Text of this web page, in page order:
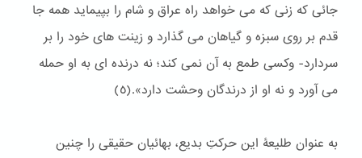
جائی كه زنی كه می خواهد راه عراق و شام را بپیماید همه جا
قدم بر روی سبزه و گیاهان می گذارد و زینت های خود را بر
سردارد- وكسی طمع به آن نمی كند؛ نه درنده ای به او حمله
می آورد و نه او از درندگان وحشت دارد».(٥)
به عنوان طلیعۀ این حرکتِ بدیع، بهائیان حقیقی را چنین